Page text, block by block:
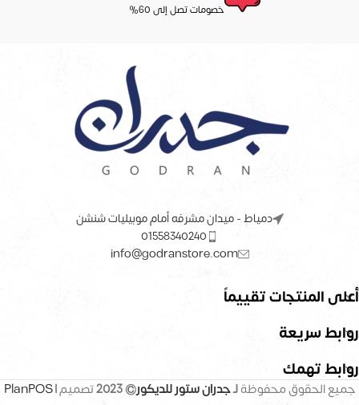
خصومات تصل إلى 60%
دمياط - ميدان مشرفه أمام موبيليات شنشن
01558340240
info@godranstore.com
أعلى المنتجات تقييماً
روابط سريعة
روابط تهمك
جميع الحقوق محفوظةلـجدران ستور للديكور© 2023 تصميم |PlanPOS